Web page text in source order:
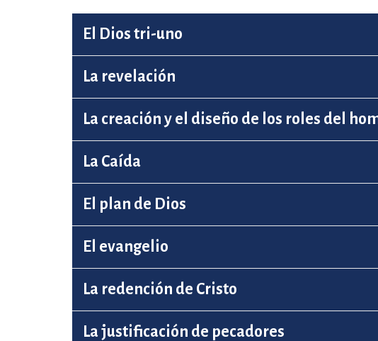
El Dios tri-uno
La revelación
La creación y el diseño de los roles del
La Caída
El plan de Dios
El evangelio
La redención de Cristo
La justificación de pecadores